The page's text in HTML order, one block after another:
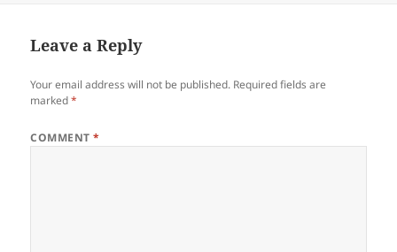
Leave a Reply
Your email address will not be published. Required fields are
marked*
COMMENT*